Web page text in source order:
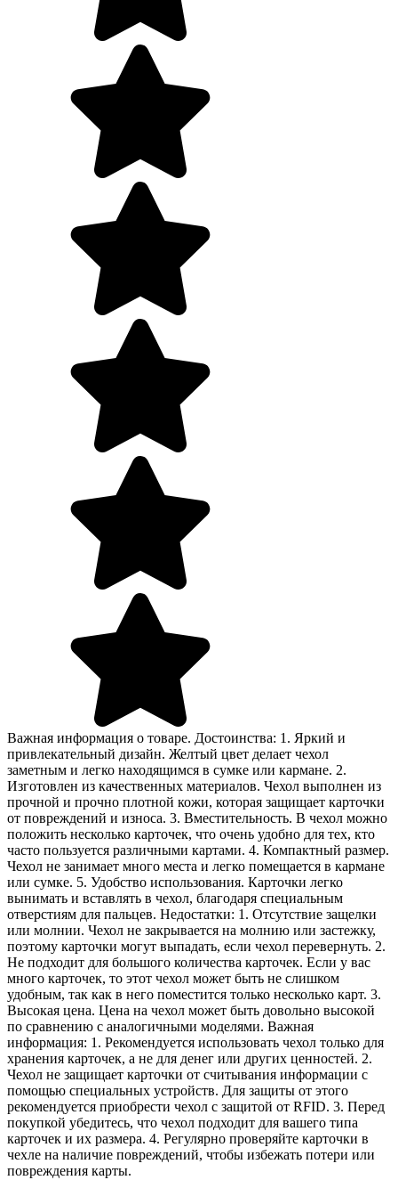
Важная информация о товаре. Достоинства: 1. Яркий и
привлекательный дизайн. Желтый цвет делает чехол
заметным и легко находящимся в сумке или кармане. 2.
Изготовлен из качественных материалов. Чехол выполнен из
прочной и прочно плотной кожи, которая защищает карточки
от повреждений и износа. 3. Вместительность. В чехол можно
положить несколько карточек, что очень удобно для тех, кто
часто пользуется различными картами. 4. Компактный размер.
Чехол не занимает много места и легко помещается в кармане
или сумке. 5. Удобство использования. Карточки легко
вынимать и вставлять в чехол, благодаря специальным
отверстиям для пальцев. Недостатки: 1. Отсутствие защелки
или молнии. Чехол не закрывается на молнию или застежку,
поэтому карточки могут выпадать, если чехол перевернуть. 2.
Не подходит для большого количества карточек. Если у вас
много карточек, то этот чехол может быть не слишком
удобным, так как в него поместится только несколько карт. 3.
Высокая цена. Цена на чехол может быть довольно высокой
по сравнению с аналогичными моделями. Важная
информация: 1. Рекомендуется использовать чехол только для
хранения карточек, а не для денег или других ценностей. 2.
Чехол не защищает карточки от считывания информации с
помощью специальных устройств. Для защиты от этого
рекомендуется приобрести чехол с защитой от RFID. 3. Перед
покупкой убедитесь, что чехол подходит для вашего типа
карточек и их размера. 4. Регулярно проверяйте карточки в
чехле на наличие повреждений, чтобы избежать потери или
повреждения карты.